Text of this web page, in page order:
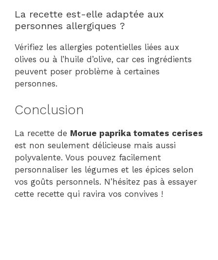
La recette est-elle adaptée aux
personnes allergiques ?
Vérifiez les allergies potentielles liées aux
olives ou à l’huile d’olive, car ces ingrédients
peuvent poser problème à certaines
personnes.
Conclusion
La recette de Morue paprika tomates cerises
est non seulement délicieuse mais aussi
polyvalente. Vous pouvez facilement
personnaliser les légumes et les épices selon
vos goûts personnels. N’hésitez pas à essayer
cette recette qui ravira vos convives !